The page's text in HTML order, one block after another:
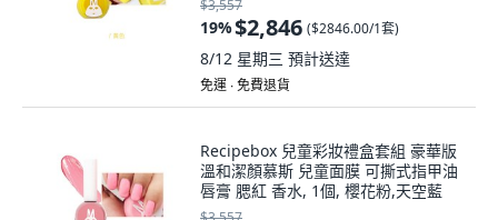
$3,557
19%$2,846 ($2846.00/1套)
8/12 星期三 預計送達
免運 ∙ 免費退貨
Recipebox 兒童彩妝禮盒套組 豪華版
溫和潔顏慕斯 兒童面膜 可撕式指甲油
唇膏 腮紅 香水, 1個, 櫻花粉,天空藍